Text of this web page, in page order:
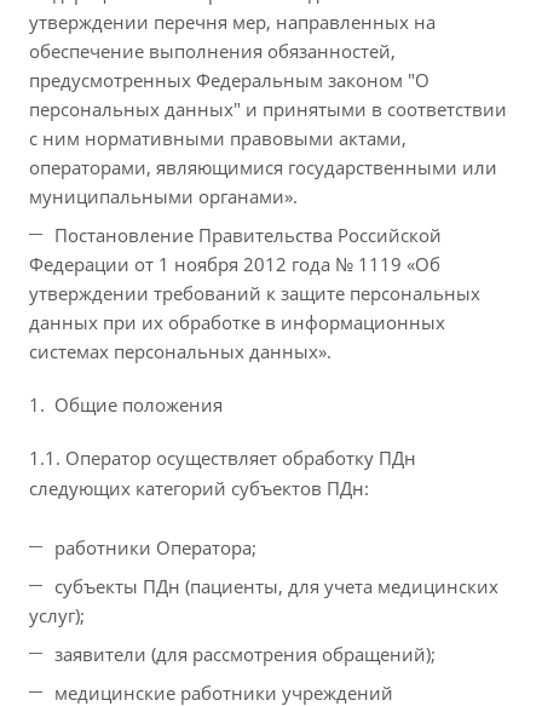
утверждении перечня мер, направленных на
обеспечение выполнения обязанностей,
предусмотренных Федеральным законом "О
персональных данных" и принятыми в соответствии
с ним нормативными правовыми актами,
операторами, являющимися государственными или
муниципальными органами».
Постановление Правительства Российской
Федерации от 1 ноября 2012 года № 1119 «Об
утверждении требований к защите персональных
данных при их обработке в информационных
системах персональных данных».
Общие положения
1.1. Оператор осуществляет обработку ПДн
следующих категорий субъектов ПДн:
работники Оператора;
субъекты ПДн (пациенты, для учета медицинских
услуг);
заявители (для рассмотрения обращений);
медицинские работники учреждений